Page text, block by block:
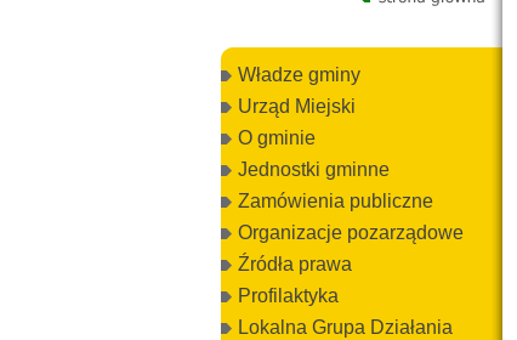
Władze gminy
Urząd Miejski
O gminie
Jednostki gminne
Zamówienia publiczne
Organizacje pozarządowe
Źródła prawa
Profilaktyka
Lokalna Grupa Działania